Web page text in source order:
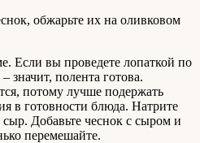
обжарьте их на оливковом
Если вы проведете лопаткой по
значит, полента готова.
потому лучше подержать
в готовности блюда. Натрите
Добавьте чеснок с сыром и
перемешайте.